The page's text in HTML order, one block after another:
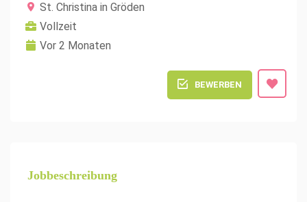
St. Christina in Gröden
Vollzeit
Vor 2 Monaten
BEWERBEN
Jobbeschreibung